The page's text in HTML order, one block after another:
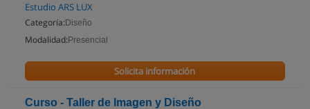
Estudio ARS LUX
Categoría: Diseño
Modalidad: Presencial
Solicita información
Curso - Taller de Imagen y Diseño